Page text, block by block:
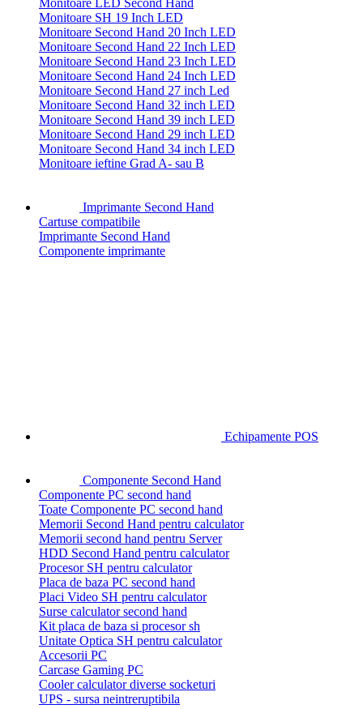
Monitoare LED Second Hand
Monitoare SH 19 Inch LED
Monitoare Second Hand 20 Inch LED
Monitoare Second Hand 22 Inch LED
Monitoare Second Hand 23 Inch LED
Monitoare Second Hand 24 Inch LED
Monitoare Second Hand 27 inch Led
Monitoare Second Hand 32 inch LED
Monitoare Second Hand 39 inch LED
Monitoare Second Hand 29 inch LED
Monitoare Second Hand 34 inch LED
Monitoare ieftine Grad A- sau B
Imprimante Second Hand
Cartuse compatibile
Imprimante Second Hand
Componente imprimante
Echipamente POS
Componente Second Hand
Componente PC second hand
Toate Componente PC second hand
Memorii Second Hand pentru calculator
Memorii second hand pentru Server
HDD Second Hand pentru calculator
Procesor SH pentru calculator
Placa de baza PC second hand
Placi Video SH pentru calculator
Surse calculator second hand
Kit placa de baza si procesor sh
Unitate Optica SH pentru calculator
Accesorii PC
Carcase Gaming PC
Cooler calculator diverse socketuri
UPS - sursa neintreruptibila